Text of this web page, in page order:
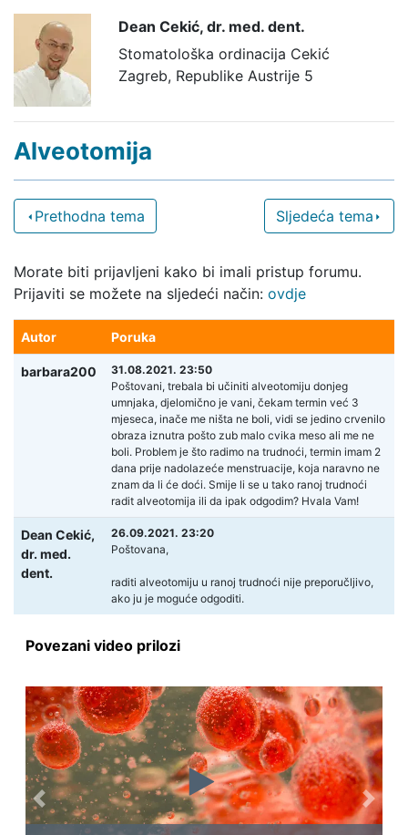
Dean Cekić, dr. med. dent.
Stomatološka ordinacija Cekić
Zagreb, Republike Austrije 5
Alveotomija
Prethodna tema Sljedeća tema
Morate biti prijavljeni kako bi imali pristup forumu.
Prijaviti se možete na sljedeći način: ovdje
Autor Poruka
barbara200
31.08.2021. 23:50
Poštovani, trebala bi učiniti alveotomiju donjeg
umnjaka, djelomično je vani, čekam termin već 3
mjeseca, inače me ništa ne boli, vidi se jedino crvenilo
obraza iznutra pošto zub malo cvika meso ali me ne
boli. Problem je što radimo na trudnoći, termin imam 2
dana prije nadolazeće menstruacije, koja naravno ne
znam da li će doći. Smije li se u tako ranoj trudnoći
radit alveotomija ili da ipak odgodim? Hvala Vam!
Dean Cekić,
dr. med.
dent.
26.09.2021. 23:20
Poštovana,
raditi alveotomiju u ranoj trudnoći nije preporučljivo,
ako ju je moguće odgoditi.
Povezani video prilozi
Previous Next